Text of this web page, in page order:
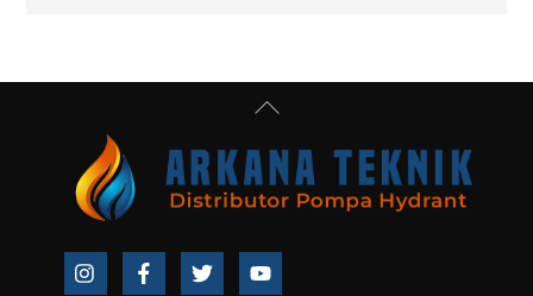
Back
Top
Icon
Icon
Icon
Icon